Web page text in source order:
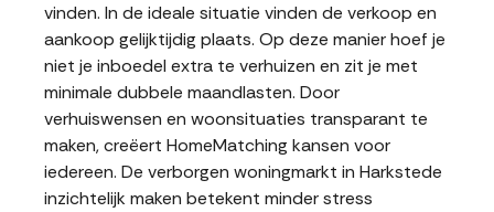
vinden. In de ideale situatie vinden de verkoop en
aankoop gelijktijdig plaats. Op deze manier hoef je
niet je inboedel extra te verhuizen en zit je met
minimale dubbele maandlasten. Door
verhuiswensen en woonsituaties transparant te
maken, creëert HomeMatching kansen voor
iedereen. De verborgen woningmarkt in Harkstede
inzichtelijk maken betekent minder stress